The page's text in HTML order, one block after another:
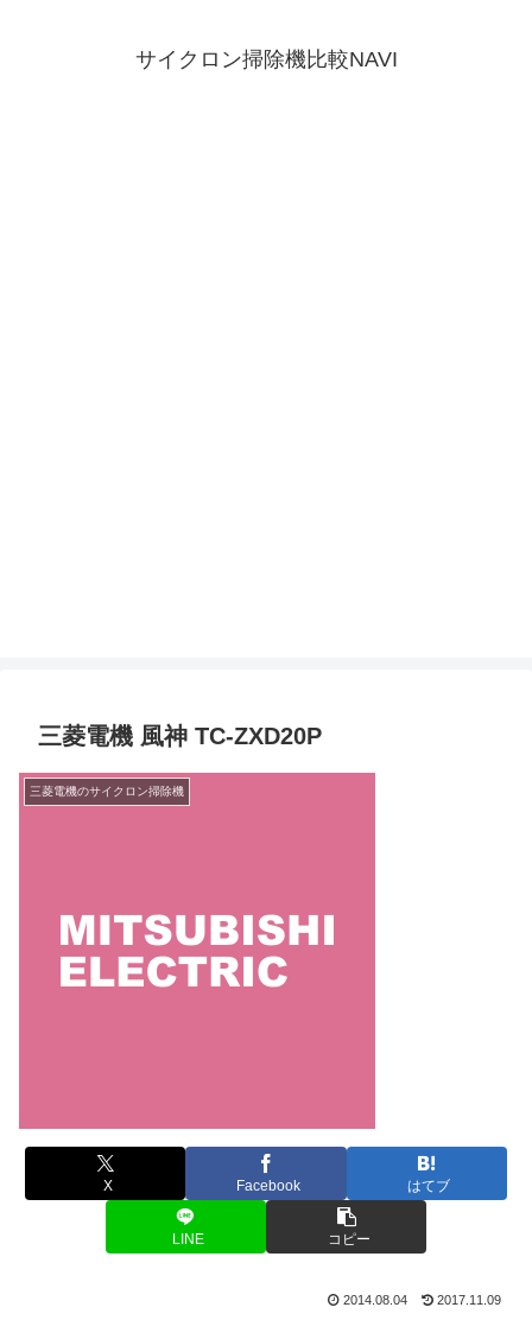
サイクロン掃除機比較NAVI
三菱電機 風神 TC-ZXD20P
三菱電機のサイクロン掃除機
X Facebook はてブ
LINE コピー
2014.08.04 2017.11.09